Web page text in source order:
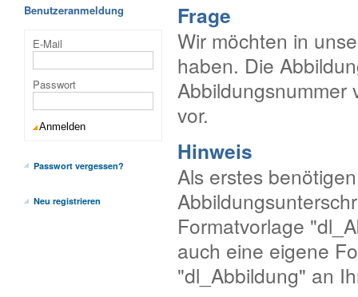
Benutzeranmeldung
E-Mail
Passwort
Passwort vergessen?
Neu registrieren
Frage
Wir möchten in
haben. Die
Abbildungsnummer
vor.
Hinweis
Als erstes
Formatvorlage
auch eine eigene
"dl_Abbildung" an